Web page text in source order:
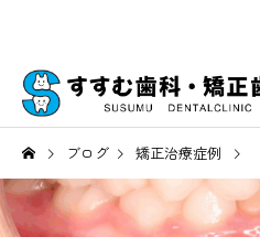
ブログ 矯正治療症例